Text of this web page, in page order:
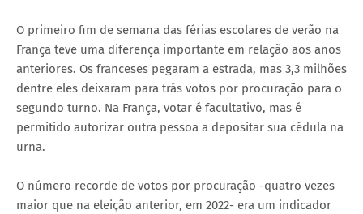
O primeiro fim de semana das férias escolares de verão na
França teve uma diferença importante em relação aos anos
anteriores. Os franceses pegaram a estrada, mas 3,3 milhões
dentre eles deixaram para trás votos por procuração para o
segundo turno. Na França, votar é facultativo, mas é
permitido autorizar outra pessoa a depositar sua cédula na
urna.
O número recorde de votos por procuração -quatro vezes
maior que na eleição anterior, em 2022- era um indicador